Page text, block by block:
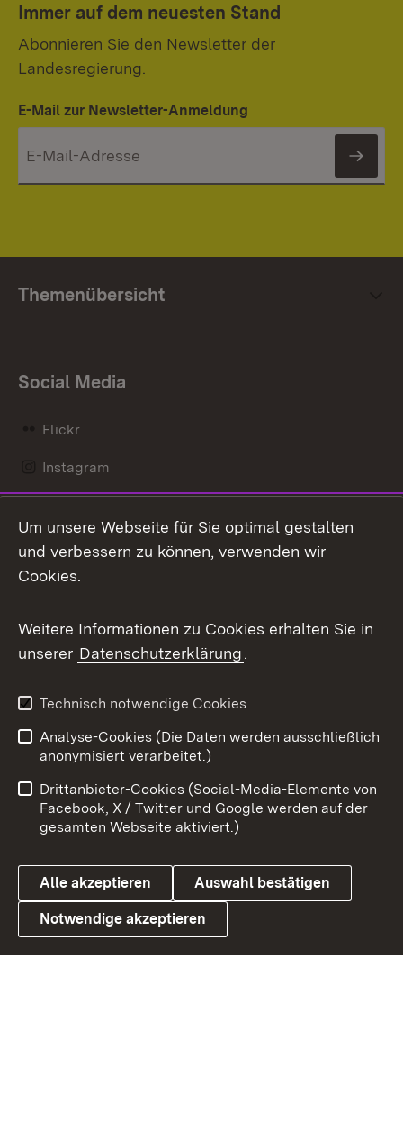
Immer auf dem neuesten Stand
Abonnieren Sie den Newsletter der
Landesregierung.
E-Mail zur Newsletter-Anmeldung
Themenübersicht
Social Media
Flickr
Instagram
Mastodon
Messenger
Social Wall
X / Twitter
Youtube
Link zum Landesportal
Benutzungshinweise
Barrierefreiheit
Datenschutz
Cookies
Um unsere Webseite für Sie optimal gestalten
und verbessern zu können, verwenden wir
Cookies.
Weitere Informationen zu Cookies erhalten Sie in
unserer Datenschutzerklärung.
Technisch notwendige Cookies
Analyse-Cookies (Die Daten werden ausschließlich
anonymisiert verarbeitet.)
Drittanbieter-Cookies (Social-Media-Elemente von
Facebook, X / Twitter und Google werden auf der
gesamten Webseite aktiviert.)
Alle akzeptieren Auswahl bestätigen
Notwendige akzeptieren